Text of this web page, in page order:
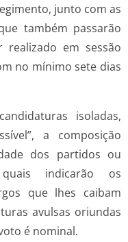
junto com as
também passarão
em sessão
no mínimo sete dias
isoladas,
a composição
dos partidos ou
indicarão os
que lhes caibam
avulsas oriundas
é nominal.